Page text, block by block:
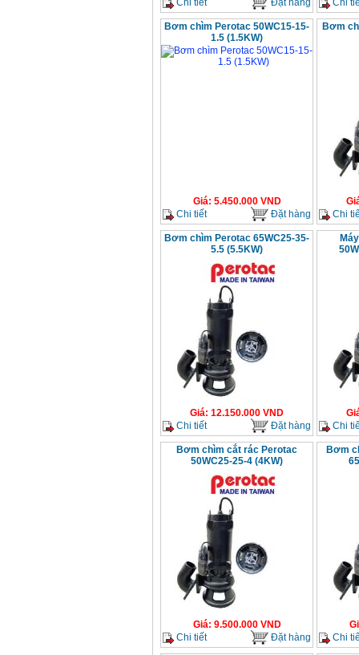
Chi tiết Đặt hàng Chi
Bơm chìm Perotac 50WC15-15-
1.5 (1.5KW)
Giá: 5.450.000VND
Chi tiết
Đặt hàng
Bơm
Chi
Bơm chìm Perotac 65WC25-35-
5.5 (5.5KW)
Giá: 12.150.000 VND
Chi tiết
Đặt hàng
Chi
Bơm chìm cắt rác Perotac
50WC25-25-4 (4KW)
Giá: 9.500.000VND
Chi tiết
Đặt hàng
Bơm
Chi